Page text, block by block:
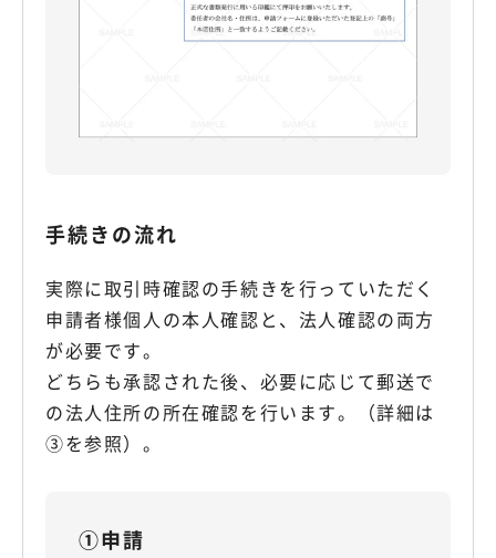
手続きの流れ
実際に取引時確認の手続きを行っていただく
申請者様個人の本人確認と、法人確認の両方
が必要です。
どちらも承認された後、必要に応じて郵送で
の法人住所の所在確認を行います。（詳細は
③を参照）。
①申請